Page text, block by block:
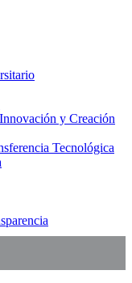
y Creación
Tecnológica